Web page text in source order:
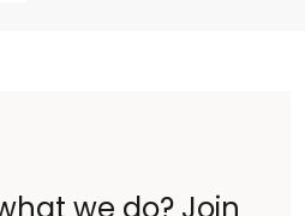
we do? Join